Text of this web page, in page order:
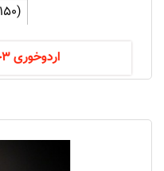
(24,150تومان)
اردوخوری 3خانه کوچک صدفی